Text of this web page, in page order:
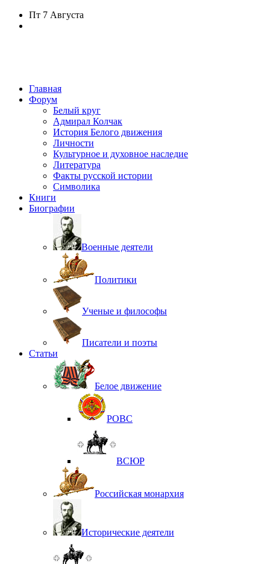
Пт 7 Августа
Главная
Форум
Белый круг
Адмирал Колчак
История Белого движения
Личности
Культурное и духовное наследие
Литература
Факты русской истории
Символика
Книги
Биографии
Военные деятели
Политики
Ученые и философы
Писатели и поэты
Статьи
Белое движение
РОВС
ВСЮР
Российская монархия
Исторические деятели